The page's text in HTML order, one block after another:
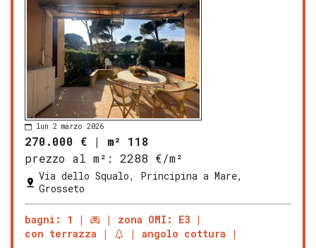
lun 2 marzo 2026
270.000 € | m² 118
prezzo al m²:
2288 €/m²
Via dello Squalo, Principina a Mare,
Grosseto
bagni: 1
zona OMI: E3
con terrazza
angolo cottura